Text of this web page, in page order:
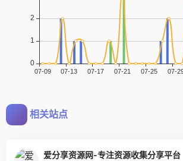
相关站点
爱分享资源网-专注资源收集分享平台